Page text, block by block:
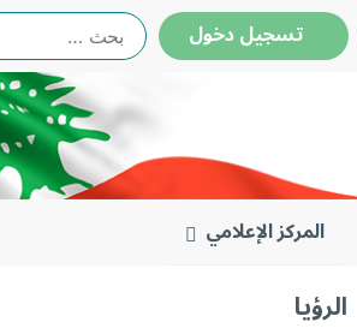
تسجيل دخول البحث
عن:
المركز الإعلامي
الرؤيا